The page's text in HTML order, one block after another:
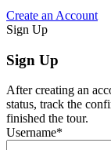
Create an Account
Sign Up
Sign Up
After creating an
status, track the
finished the tour.
Username*